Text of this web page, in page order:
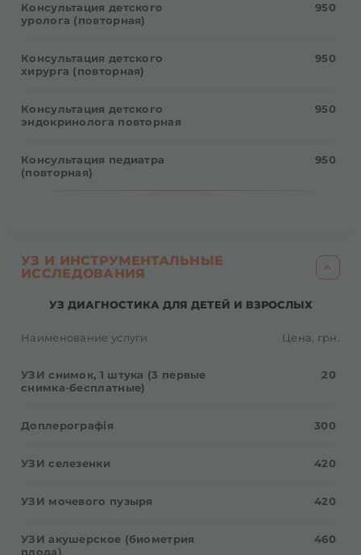
Консультация детского
уролога (повторная)
950
Консультация детского
хирурга (повторная)
950
Консультация детского
эндокринолога повторная
950
Консультация педиатра
(повторная)
950
УЗ И ИНСТРУМЕНТАЛЬНЫЕ
ИССЛЕДОВАНИЯ
УЗ ДИАГНОСТИКА ДЛЯ ДЕТЕЙ И ВЗРОСЛЫХ
Наименование услуги Цена, грн.
УЗИ снимок, 1 штука (3 первые
снимка-бесплатные)
20
Доплерографія 300
УЗИ селезенки 420
УЗИ мочевого пузыря 420
УЗИ акушерское (биометрия
плода)
460